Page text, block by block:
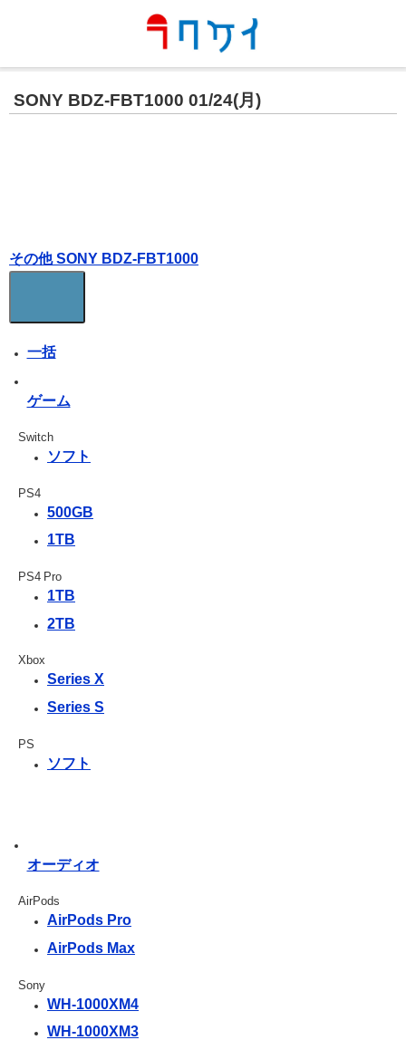
SONY BDZ-FBT1000 01/24(月)
その他 SONY BDZ-FBT1000
一括
ゲーム
Switch
ソフト
PS4
500GB
1TB
PS4 Pro
1TB
2TB
Xbox
Series X
Series S
PS
ソフト
オーディオ
AirPods
AirPods Pro
AirPods Max
Sony
WH-1000XM4
WH-1000XM3